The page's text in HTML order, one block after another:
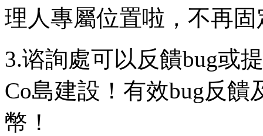
理人專屬位置啦，不再
3.谘詢處可以反饋bug或
Co島建設！有效bug反饋
幣！